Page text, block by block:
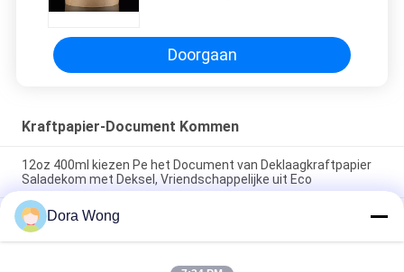
Deklaagkarton
Doorgaan
Kraftpapier-Document Kommen
12oz 400ml kiezen Pe het Document van Deklaagkraftpapier
Saladekom met Deksel, Vriendschappelijke uit Eco
PE bedekte van het de Saladevoedsel van 16oz 500ml de
Matte het Document van Kraftpapier Kop van het
Kommendessert met Deksel met een laag
Dora Wong